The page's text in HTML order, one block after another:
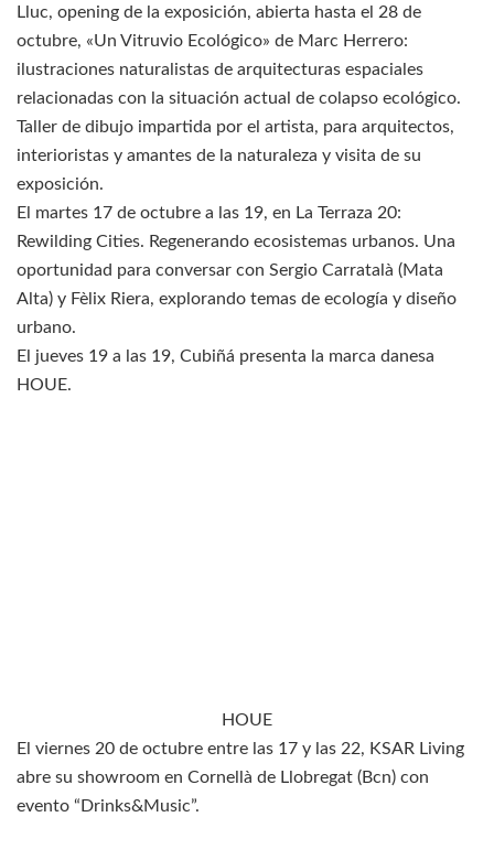
Lluc, opening de la exposición, abierta hasta el 28 de
octubre, «Un Vitruvio Ecológico» de Marc Herrero:
ilustraciones naturalistas de arquitecturas espaciales
relacionadas con la situación actual de colapso ecológico.
Taller de dibujo impartida por el artista, para arquitectos,
interioristas y amantes de la naturaleza y visita de su
exposición.
El martes 17 de octubre a las 19, en La Terraza 20:
Rewilding Cities. Regenerando ecosistemas urbanos. Una
oportunidad para conversar con Sergio Carratalà (Mata
Alta) y Fèlix Riera, explorando temas de ecología y diseño
urbano.
El jueves 19 a las 19, Cubiñá presenta la marca danesa
HOUE.
HOUE
El viernes 20 de octubre entre las 17 y las 22, KSAR Living
abre su showroom en Cornellà de Llobregat (Bcn) con
evento “Drinks&Music”.